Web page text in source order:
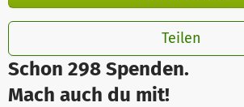
Schon 298 Spenden.
Mach auch du mit!
Teilen